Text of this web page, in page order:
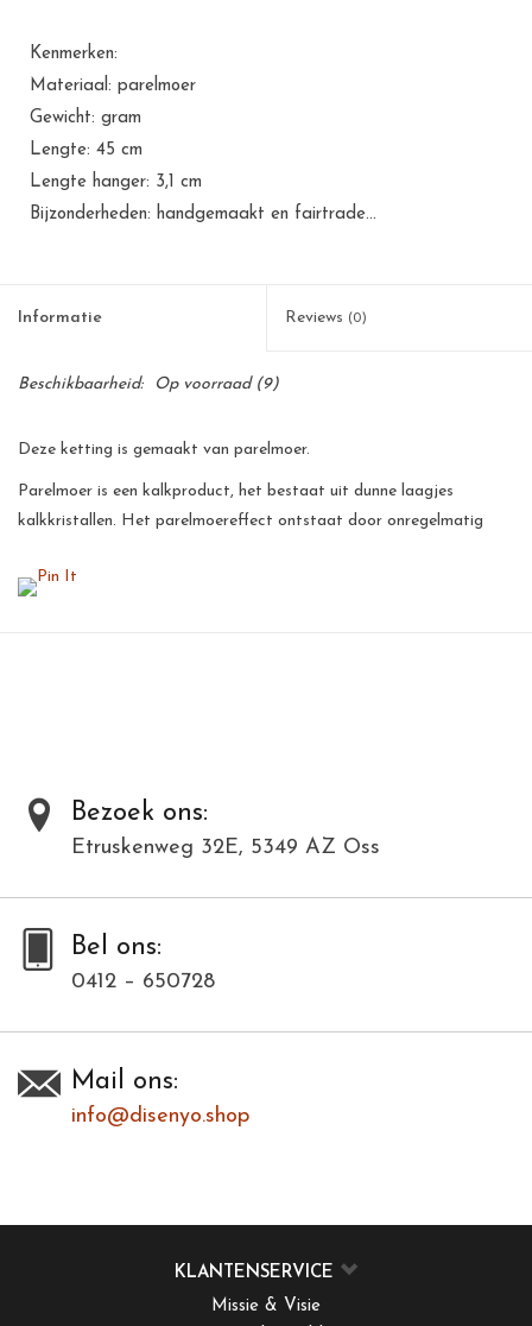
Kenmerken:
Materiaal: parelmoer
Gewicht: gram
Lengte: 45 cm
Lengte hanger: 3,1 cm
Bijzonderheden: handgemaakt en fairtrade...
Informatie Reviews (0)
Beschikbaarheid: Op voorraad(9)
Deze ketting is gemaakt van parelmoer.
Parelmoer is een kalkproduct, het bestaat uit dunne laagjes
kalkkristallen. Het parelmoereffect ontstaat door onregelmatig
parelmoer wordt handmatig gepolijst, hierdoor krijgt de parelmoer
Bezoek ons:
Etruskenweg 32E, 5349 AZ Oss
Bel ons:
0412 – 650728
Mail ons:
info@disenyo.shop
KLANTENSERVICE
Missie & Visie